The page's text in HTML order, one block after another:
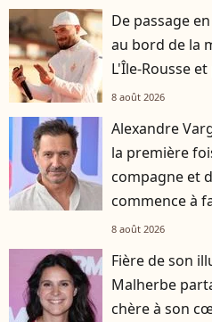
De passage
au bord de la
L'Île-Rousse
8 août 2026
Alexandre
la première
compagne et
commence à
8 août 2026
Fière de son
Malherbe
chère à son